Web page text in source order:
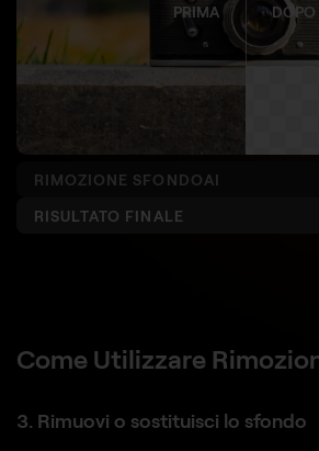
PRIMA DOPO
RIMOZIONE SFONDOAI
RISULTATO FINALE
Come Utilizzare
3. Rimuovi o sostituisci lo sfondo